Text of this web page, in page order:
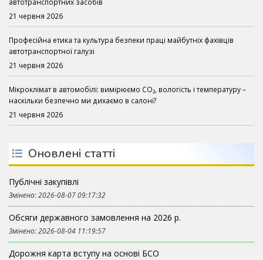
автотранспортних засобів
21 червня 2026
Професійна етика та культура безпеки праці майбутніх фахівців
автотранспортної галузі
21 червня 2026
Мікроклімат в автомобілі: вимірюємо CO₂, вологість і температуру –
наскільки безпечно ми дихаємо в салоні?
21 червня 2026
Оновлені статті
Публічні закупівлі
Змінено: 2026-08-07 09:17:32
Обсяги державного замовлення на 2026 р.
Змінено: 2026-08-04 11:19:57
Дорожня карта вступу на основі БСО